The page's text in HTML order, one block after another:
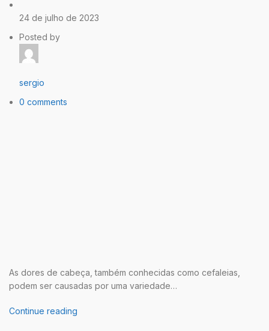
24 de julho de 2023
Posted by
sergio
0 comments
As dores de cabeça, também conhecidas como cefaleias,
podem ser causadas por uma variedade…
Continue reading